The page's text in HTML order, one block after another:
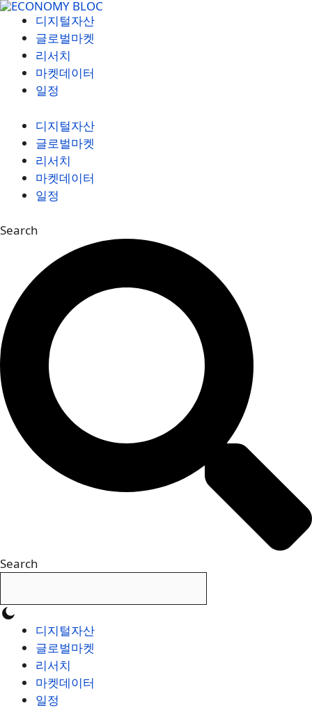
컨
디지털자산
글로벌마켓
리서치
마켓데이터
일정
디지털자산
글로벌마켓
리서치
마켓데이터
일정
Search
Search
디지털자산
글로벌마켓
리서치
마켓데이터
일정